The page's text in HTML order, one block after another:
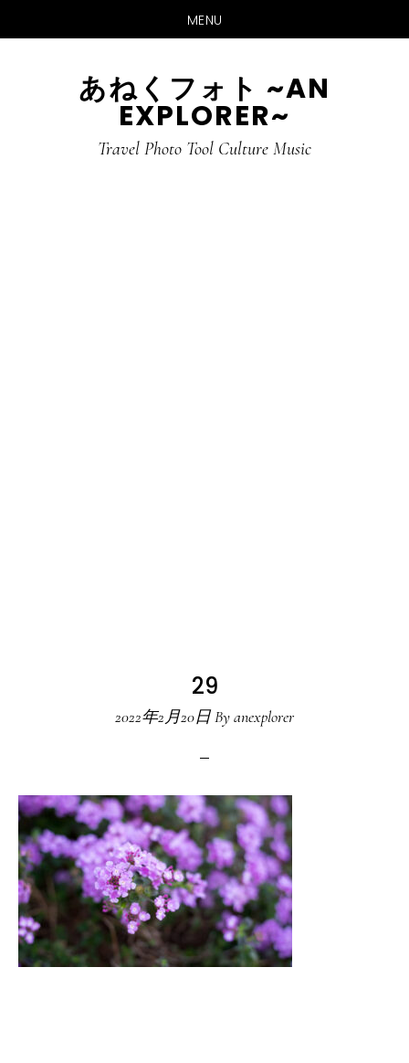
MENU
あねくフォト ~AN
EXPLORER~
Travel Photo Tool Culture Music
29
2022年2月20日Byanexplorer